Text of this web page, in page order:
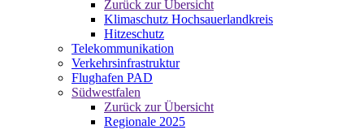
Zurück zur Übersicht
Klimaschutz Hochsauerlandkreis
Hitzeschutz
Telekommunikation
Verkehrsinfrastruktur
Flughafen PAD
Südwestfalen
Zurück zur Übersicht
Regionale 2025